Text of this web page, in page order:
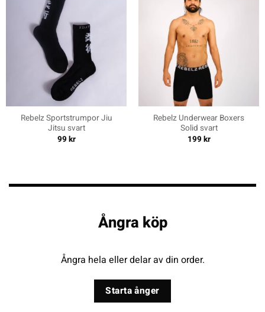
Rebelz Sportstrumpor Jiu
Jitsu svart
99kr
Rebelz Underwear Boxers
Solid svart
199kr
Ångra köp
Ångra hela eller delar av din order.
Starta ånger